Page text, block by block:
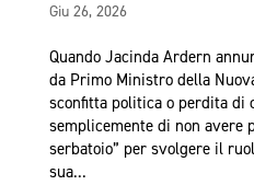
Giu 26, 2026
Quando Jacinda Ardern
da Primo Ministro della
sconfitta politica o perdita di
semplicemente di non avere
serbatoio” per svolgere il
sua...